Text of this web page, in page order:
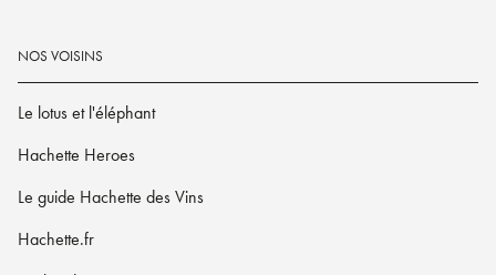
NOS VOISINS
Le lotus et l'éléphant
Hachette Heroes
Le guide Hachette des Vins
Hachette.fr